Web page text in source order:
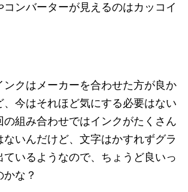
コンバーターが見えるのはカッコイ
ンクはメーカーを合わせた方が良か
、今はそれほど気にする必要はない
の組み合わせではインクがたくさん
ないんだけど、文字はかすれずグラ
ているようなので、ちょうど良いっ
な？